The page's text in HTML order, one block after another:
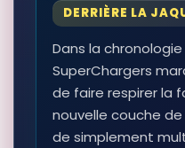
Nightfall
Autres
79,00
Voir sur
DERRIÈRE LA
Dans la chronologie
SuperChargers
de faire respirer la
nouvelle couche
de simplement